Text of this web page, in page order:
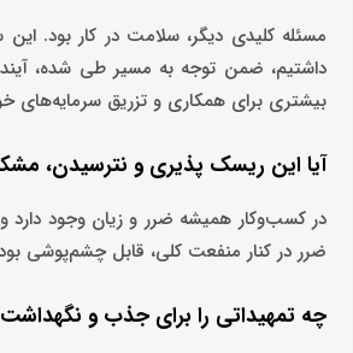
مسئله کلیدی دیگر، سلامت در کار بود.
داشتیم، ضمن توجه به مسیر طی شده،
بیشتری برای همکاری و تزریق سرمایه‌های
آیا این ریسک پذیری و نترسیدن،
در کسب‌وکار همیشه ضرر و زیان وجود دارد
ضرر در کنار منفعت کلی، قابل چشم‌پوشی
چه تمهیداتی را برای جذب و